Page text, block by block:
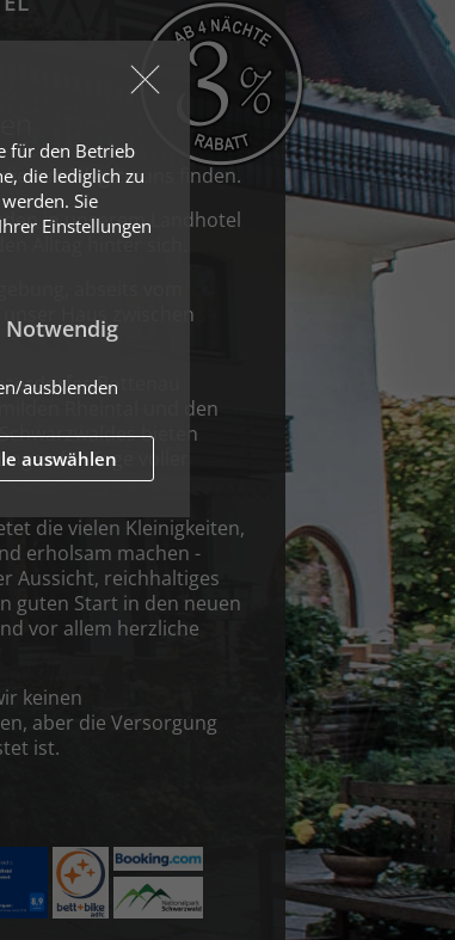
Weg zu uns finden.
in unserem Landhotel
Alltag hinter sich.
Haus zwischen
Bottenau
Rheintal und den
bieten
für Tage voller
die vielen Kleinigkeiten,
erholsam machen -
Aussicht, reichhaltiges
guten Start in den neuen
vor allem herzliche
keinen
aber die Versorgung
ist.
für den Betrieb
die lediglich zu
Sie
Einstellungen
Notwendig
ausblenden
auswählen